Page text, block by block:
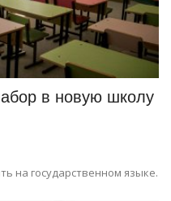
в новую школу
на государственном языке.